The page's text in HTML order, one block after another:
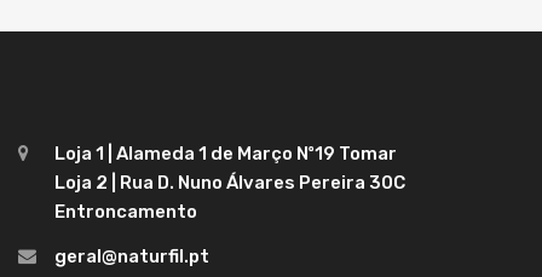
Loja 1 | Alameda 1 de Março Nº19 Tomar
Loja 2 | Rua D. Nuno Álvares Pereira 30C
Entroncamento
geral@naturfil.pt